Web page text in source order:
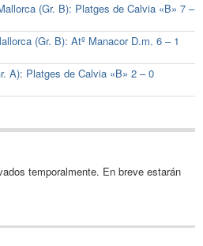
(Gr. B): Platges de Calvia «B» 7 –
(Gr. B): Atº Manacor D.m. 6 – 1
A): Platges de Calvia «B» 2 – 0
temporalmente. En breve estarán